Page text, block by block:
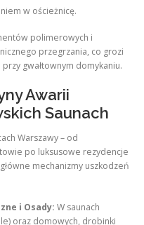
w ościeżnicę.
polimerowych i
przegrzania, co grozi
gwałtownym domykaniu.
Awarii
Saunach
Warszawy – od
po luksusowe rezydencje
mechanizmy uszkodzeń
i Osady: W saunach
oraz domowych, drobinki